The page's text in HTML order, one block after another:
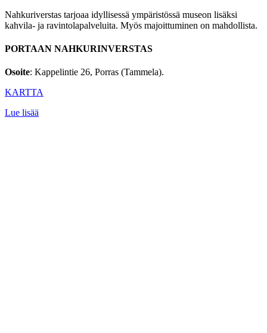
Nahkuriverstas tarjoaa idyllisessä ympäristössä museon lisäksi
kahvila- ja ravintolapalveluita. Myös majoittuminen on mahdollista.
PORTAAN NAHKURINVERSTAS
Osoite: Kappelintie 26, Porras (Tammela).
KARTTA
Lue lisää